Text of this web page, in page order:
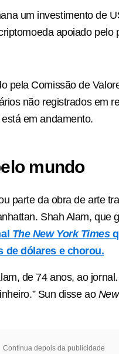
um investimento de
apoiado pelo
pela Comissão de
não registrados em
em andamento.
mundo
parte da obra de arte
Shah Alam, que
The New York Times
de dólares e chorou.
de 74 anos, ao
Sun disse ao
Continua depois da publicidade